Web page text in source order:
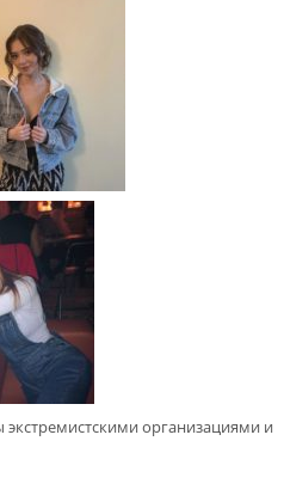
организациями и